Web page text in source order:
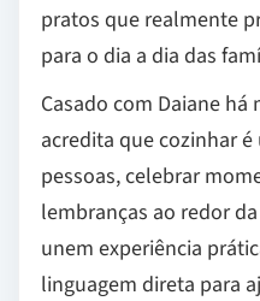
pratos que realmente
para o dia a dia das
Casado com Daiane há
acredita que cozinhar
pessoas, celebrar
lembranças ao redor
unem experiência
linguagem direta para